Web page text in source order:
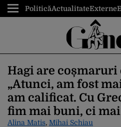
PoliticăActualitateExterne
Hagi are coșmaruri
„Atunci, am fost
am calificat. Cu
fim mai buni, ci
Alina Matis, Mihai Schiau